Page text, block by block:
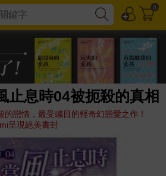
0
止息時04被扼殺的真相
戀情，最受矚目的輕奇幻戀愛之作！
呈現絕美書封